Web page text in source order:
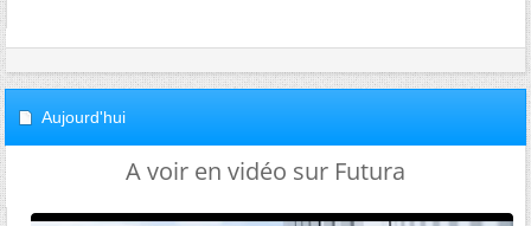
Aujourd'hui
A voir en vidéo sur Futura